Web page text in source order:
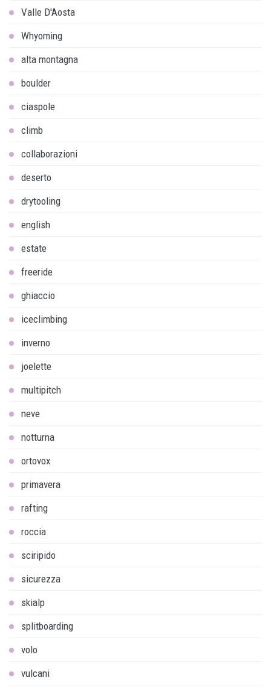
Valle D'Aosta
Whyoming
alta montagna
boulder
ciaspole
climb
collaborazioni
deserto
drytooling
english
estate
freeride
ghiaccio
iceclimbing
inverno
joelette
multipitch
neve
notturna
ortovox
primavera
rafting
roccia
sciripido
sicurezza
skialp
splitboarding
volo
vulcani